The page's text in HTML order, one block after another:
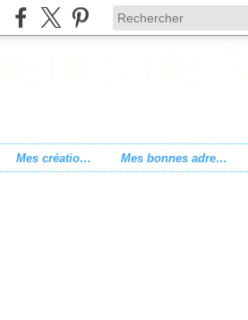
Mes créations Mes bonnes adresses